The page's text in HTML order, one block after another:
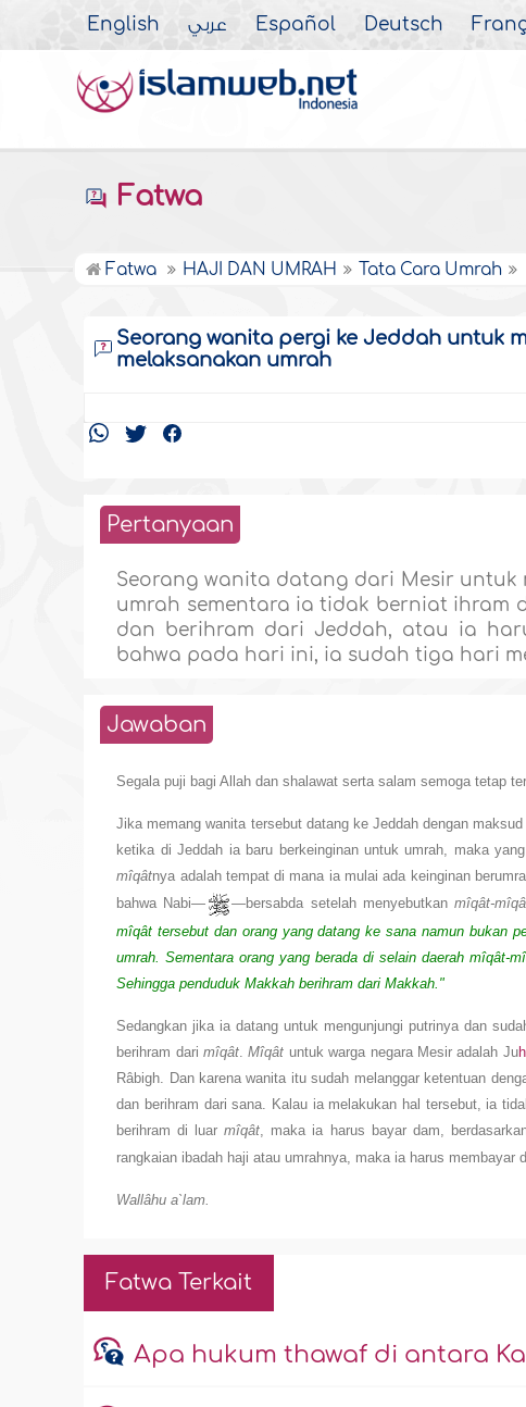
English عربي Español Deutsch
Fatwa
Fatwa HAJI DAN UMRAH Tata Cara Umrah
Seorang wanita pergi ke Jeddah untuk
melaksanakan umrah
Pertanyaan
Seorang wanita datang dari Mesir
umrah sementara ia tidak berniat ihram
dan berihram dari Jeddah, atau ia
bahwa pada hari ini, ia sudah tiga hari
Jawaban
Segala puji bagi Allah dan shalawat serta salam semoga tetap
Jika memang wanita tersebut datang ke Jeddah dengan
ketika di Jeddah ia baru berkeinginan untuk umrah, maka
mîqâtnya adalah tempat di mana ia mulai ada keinginan
bahwa Nabi—
—bersabda setelah menyebutkan mîqât-
mîqât tersebut dan orang yang datang ke sana namun bukan
umrah. Sementara orang yang berada di selain daerah mîqât-
Sehingga penduduk Makkah berihram dari Makkah."
Sedangkan jika ia datang untuk mengunjungi putrinya dan
berihram dari mîqât.Mîqât untuk warga negara Mesir adalah Juh
Râbigh. Dan karena wanita itu sudah melanggar ketentuan
dan berihram dari sana. Kalau ia melakukan hal tersebut, ia
berihram di luarmîqât , maka ia harus bayar dam,
rangkaian ibadah haji atau umrahnya, maka ia harus membayar
Wallâhu a`lam.
Fatwa Terkait
Apa hukum thawaf di antara